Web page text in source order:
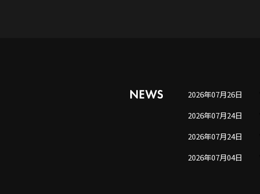
2026年07月26日
2026年07月24日
2026年07月24日
2026年07月04日